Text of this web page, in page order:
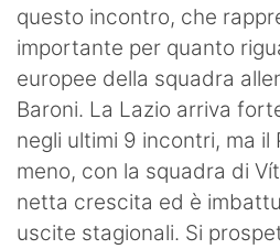
questo incontro, che
importante per quanto
europee della squadra
Baroni. La Lazio arriva
negli ultimi 9 incontri, ma il
meno, con la squadra di
netta crescita ed è
uscite stagionali. Si